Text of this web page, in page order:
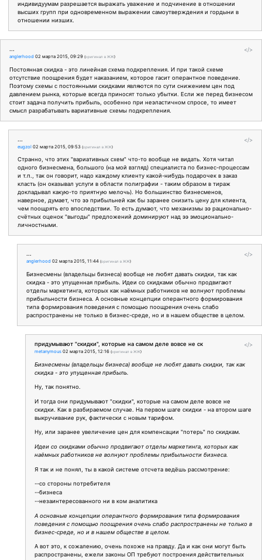
индивидуумам разрешается выражать уважение и подчинение в отношении
высших групп при одновременном выражении самоутверждения и гордыни в
отношении низших.
</>
...
anglerhood 02 марта 2015, 09:29 (оригинал в ЖЖ)
Постоянная скидка - это линейная схема подкрепления. И при такой схеме
отсутствие поощрения будет наказанием, которое гасит оперантное поведение.
Поэтому схемы с постоянными скидками являются по сути снижением цен под
давлением рынка, которые всегда приносят только убытки. Если же перед бизнесом
стоит задача получить прибыль, особенно при неэластичном спросе, то имеет
смысл разрабатывать вариативные схемы подкрепления.
</>
...
eugzol 02 марта 2015, 09:53 (оригинал в ЖЖ)
Странно, что этих "вариативных схем" что-то вообще не видать. Хотя читал
одного бизнесмена, большого (на мой взгляд) специалиста по бизнес-процессам
и т.п., так он говорит, надо каждому клиенту какой-нибудь подарочек в заказ
класть (он оказывал услуги в области полиграфии - таким образом в тираж
докладывал какую-то приятную мелочь). Но большинство бизнесменов,
наверное, думает, что ээ прибыльней как бы заранее снизить цену для клиента,
чем поощрять его впоследствии. То есть думают, что механизмы ээ рационально-
счётных оценок "выгоды" предложений доминируют над ээ эмоционально-
личностными.
</>
...
anglerhood 02 марта 2015, 11:44 (оригинал в ЖЖ)
Бизнесмены (владельцы бизнеса) вообще не любят давать скидки, так как
скидка - это упущенная прибыль. Идеи со скидками обычно продвигают
отделы маркетинга, которых как наёмных работников не волнуют проблемы
прибыльности бизнеса. А основные концепции оперантного формирования
типа формирования поведения с помощью поощрения очень слабо
распространены не только в бизнес-среде, но и в нашем обществе в целом.
</>
придумывают "скидки", которые на самом деле вовсе не ск
metanymous 02 марта 2015, 12:16 (оригинал в ЖЖ)
Бизнесмены (владельцы бизнеса) вообще не любят давать скидки, так как
скидка - это упущенная прибыль.
Ну, так понятно.
И тогда они придумывают "скидки", которые на самом деле вовсе не
скидки. Как в разбираемом случае. На первом шаге скидки - на втором шаге
выкручивание рук, фактически с новым тарифом.
Ну, или заранее увеличение цен для компенсации "потерь" по скидкам.
Идеи со скидками обычно продвигают отделы маркетинга, которых как
наёмных работников не волнуют проблемы прибыльности бизнеса.
Я так и не понял, ты в какой системе отсчета ведёшь рассмотрение:
--со стороны потребителя
--бизнеса
--незаинтересованного ни в ком аналитика
А основные концепции оперантного формирования типа формирования
поведения с помощью поощрения очень слабо распространены не только в
бизнес-среде, но и в нашем обществе в целом.
А вот это, к сожалению, очень похоже на правду. Да и как они могут быть
распространены, ежели законы ОП требуют построения действительных